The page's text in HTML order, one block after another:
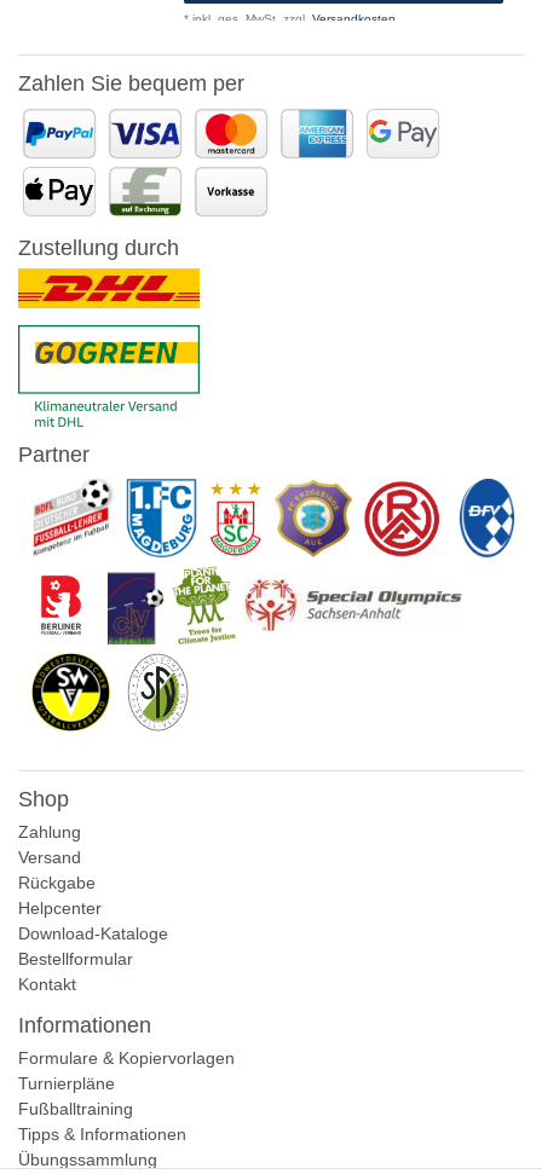
* inkl. ges. MwSt. zzgl. Versandkosten
Zahlen Sie bequem per
Zustellung durch
Partner
Shop
Zahlung
Versand
Rückgabe
Helpcenter
Download-Kataloge
Bestellformular
Kontakt
Informationen
Formulare & Kopiervorlagen
Turnierpläne
Fußballtraining
Tipps & Informationen
Übungssammlung